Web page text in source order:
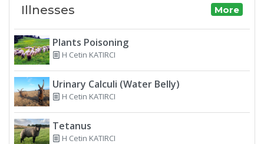
Illnesses More
Plants Poisoning
H Cetin KATIRCI
Urinary Calculi (Water Belly)
H Cetin KATIRCI
Tetanus
H Cetin KATIRCI